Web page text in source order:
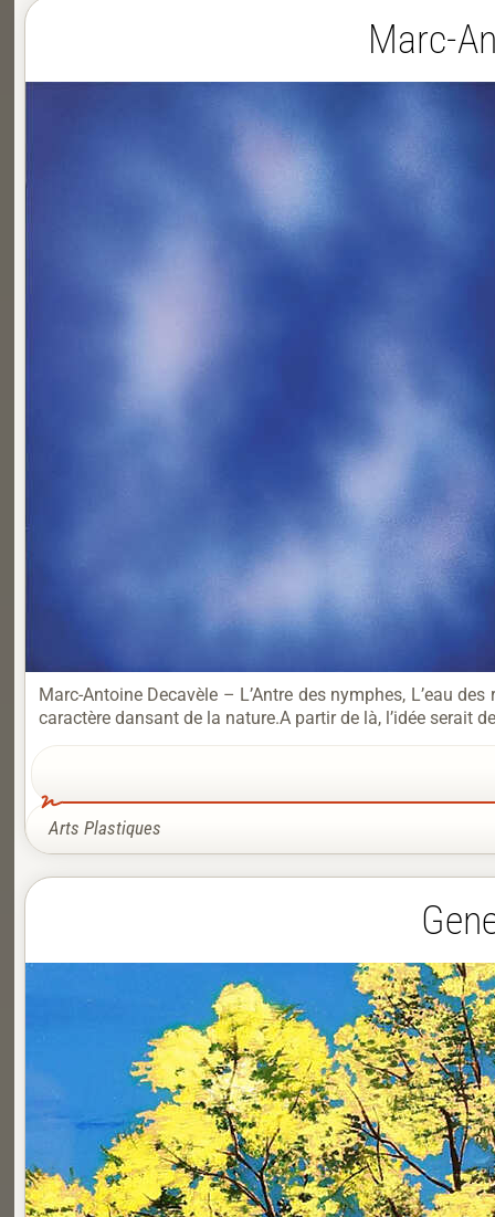
Marc-
Marc-Antoine Decavèle – L’Antre des nymphes, L’eau
caractère dansant de la nature.A partir de là, l’idée serait
Arts Plastiques